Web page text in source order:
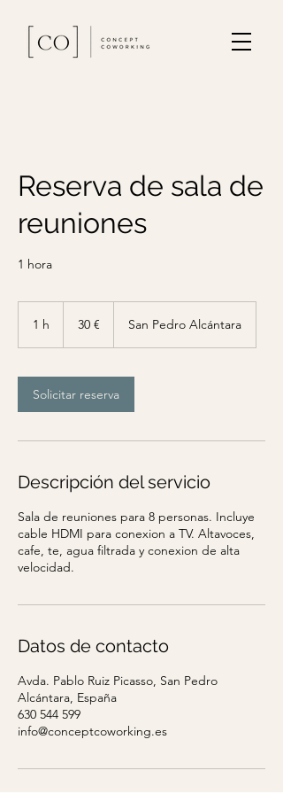
Reserva de sala de
reuniones
1 hora
1 h 30 € San Pedro Alcántara
Solicitar reserva
Descripción del servicio
Sala de reuniones para 8 personas. Incluye
cable HDMI para conexion a TV. Altavoces,
cafe, te, agua filtrada y conexion de alta
velocidad.
Datos de contacto
Avda. Pablo Ruiz Picasso, San Pedro
Alcántara, España
630 544 599
info@conceptcoworking.es